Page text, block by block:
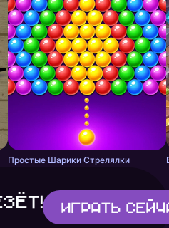
Простые Шарики Стрелялки
Играть